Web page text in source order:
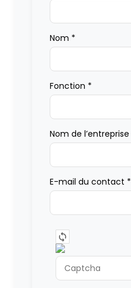
Nom *
Fonction *
Nom de l’entreprise
E-mail du contact *